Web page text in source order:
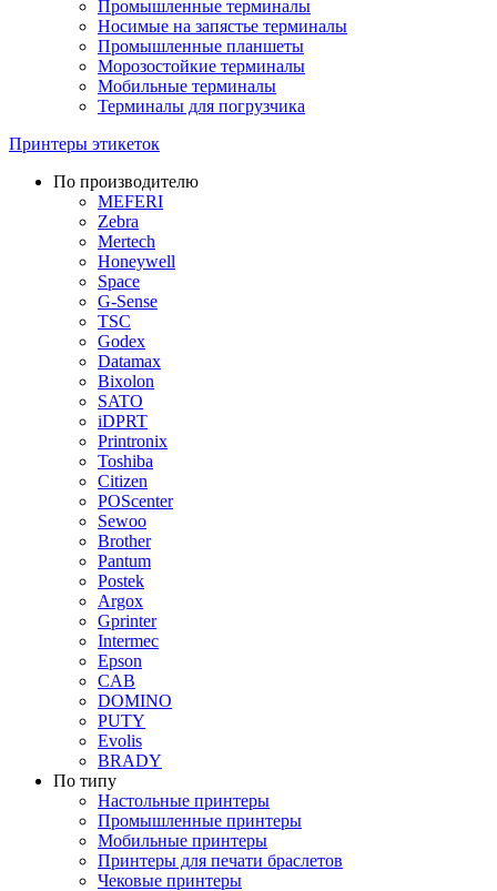
Промышленные терминалы
Носимые на запястье терминалы
Промышленные планшеты
Морозостойкие терминалы
Мобильные терминалы
Терминалы для погрузчика
Принтеры этикеток
По производителю
MEFERI
Zebra
Mertech
Honeywell
Space
G-Sense
TSC
Godex
Datamax
Bixolon
SATO
iDPRT
Printronix
Toshiba
Citizen
POScenter
Sewoo
Brother
Pantum
Postek
Argox
Gprinter
Intermec
Epson
CAB
DOMINO
PUTY
Evolis
BRADY
По типу
Настольные принтеры
Промышленные принтеры
Мобильные принтеры
Принтеры для печати браслетов
Чековые принтеры